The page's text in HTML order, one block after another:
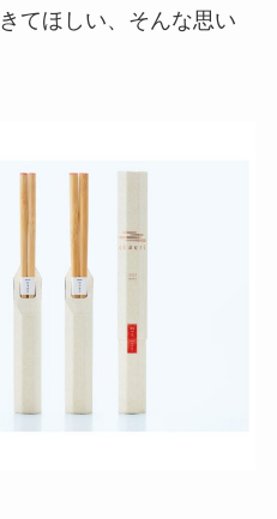
てほしい、そんな思い